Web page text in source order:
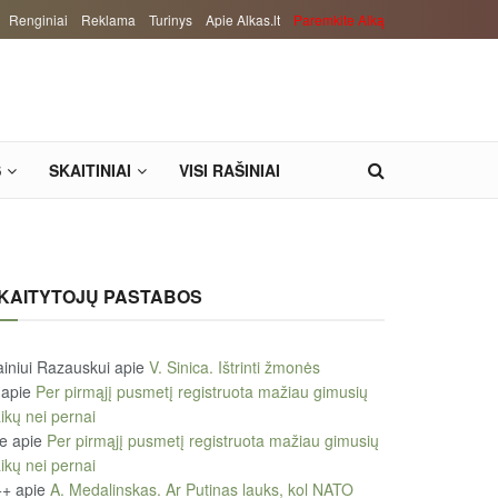
Renginiai Reklama Turinys Apie Alkas.lt Paremkite Alką
SKAITINIAI VISI RAŠINIAI
PASTABOS
Razauskui apie V. Sinica. Ištrinti žmonės
apie Per pirmąjį pusmetį registruota mažiau gimusių
nei pernai
apie Per pirmąjį pusmetį registruota mažiau gimusių
nei pernai
apie A. Medalinskas. Ar Putinas lauks, kol NATO